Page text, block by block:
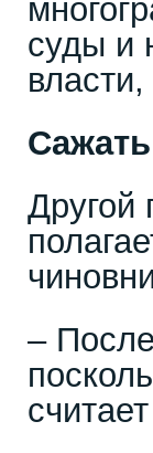
суды и
Другой
–